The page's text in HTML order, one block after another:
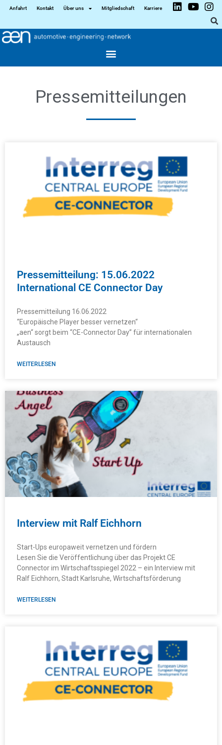
Anfahrt Kontakt Über uns Mitgliedschaft Karriere
Pressemitteilungen
Pressemitteilung: 15.06.2022
International CE Connector Day
Pressemitteilung 16.06.2022
“Europäische Player besser vernetzen“
„aen“ sorgt beim “CE-Connector Day” für internationalen
Austausch
WEITERLESEN
Interview mit Ralf Eichhorn
Start-Ups europaweit vernetzen und fördern
Lesen Sie die Veröffentlichung über das Projekt CE
Connector im Wirtschaftsspiegel 2022 – ein Interview mit
Ralf Eichhorn, Stadt Karlsruhe, Wirtschaftsförderung
WEITERLESEN